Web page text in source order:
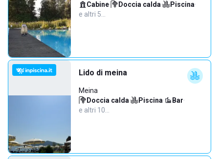
Cabine· Doccia calda· Piscina·
e altri 5…
Lido di meina
Meina
Doccia calda· Piscina· Bar·
e altri 10…